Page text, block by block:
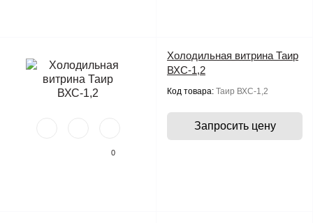
0
Холодильная витрина Таир
ВХС-1,2
Код товара: Таир ВХС-1,2
Запросить цену